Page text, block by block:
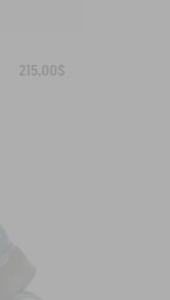
215,00$